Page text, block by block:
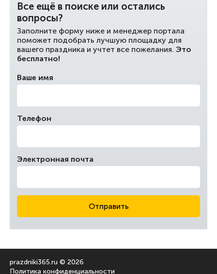
Все ещё в поиске или остались
вопросы?
Заполните форму ниже и менеджер портала
поможет подобрать лучшую площадку для
вашего праздника и учтет все пожелания. Это
бесплатно!
Ваше имя
Телефон
Электронная почта
Отправить
prazdniki365.ru © 2026
Политика конфиденциальности